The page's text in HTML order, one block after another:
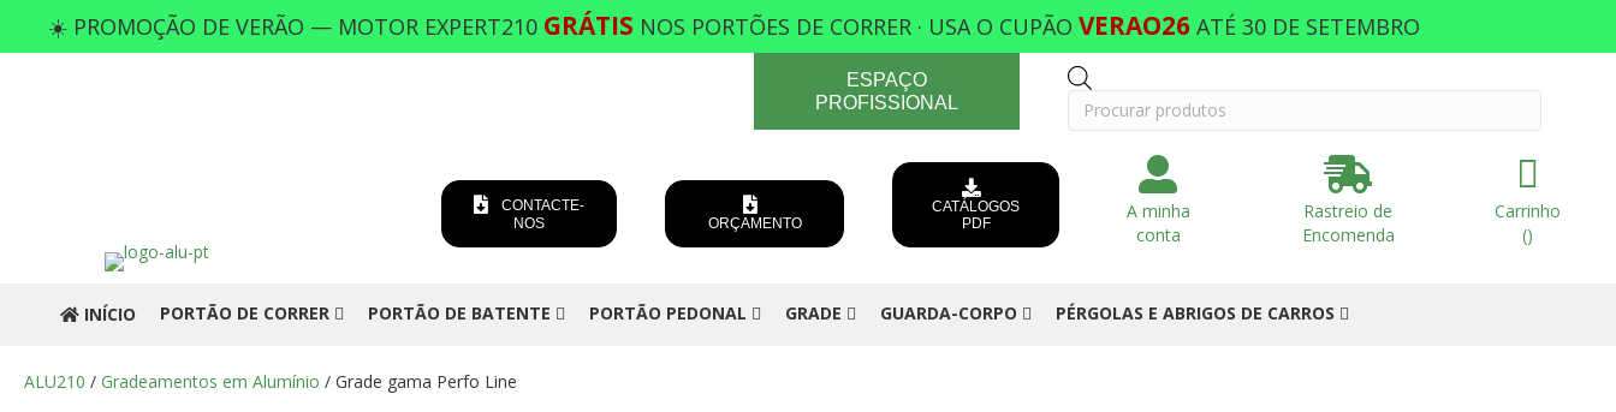
☀️ PROMOÇÃO DE VERÃO — MOTOR EXPERT210 GRÁTIS NOS PORTÕES DE CORRER · USA O CUPÃO VERAO26 ATÉ 30 DE SETEMBRO
ESPAÇO
PROFISSIONAL
search
CONTACTE-
NOS
ORÇAMENTO
CATÁLOGOS
PDF
A minha
conta
Rastreio de
Encomenda
Carrinho
()
INÍCIO PORTÃO DE CORRER PORTÃO DE BATENTE PORTÃO PEDONAL GRADE GUARDA-CORPO PÉRGOLAS E ABRIGOS DE CARROS
ALU210 / Gradeamentos em Alumínio / Grade gama Perfo Line